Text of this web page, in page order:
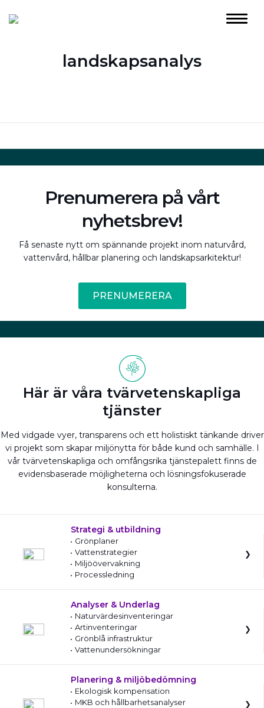
landskapsanalys
Prenumerera på vårt
nyhetsbrev!
Få senaste nytt om spännande projekt inom naturvård,
vattenvård, hållbar planering och landskapsarkitektur!
PRENUMERERA
Här är våra tvärvetenskapliga
tjänster
Med vidgade vyer, transparens och ett holistiskt tänkande driver
vi projekt som skapar miljönytta för både kund och samhälle. I
vår tvärvetenskapliga och omfångsrika tjänstepalett finns de
evidensbaserade möjligheterna och lösningsfokuserade
konsulterna.
Strategi & utbildning
Grönplaner
Vattenstrategier
Miljöövervakning
Processledning
Analyser & Underlag
Naturvärdesinventeringar
Artinventeringar
Grönblå infrastruktur
Vattenundersökningar
Planering & miljöbedömning
Ekologisk kompensation
MKB och hållbarhetsanalyser